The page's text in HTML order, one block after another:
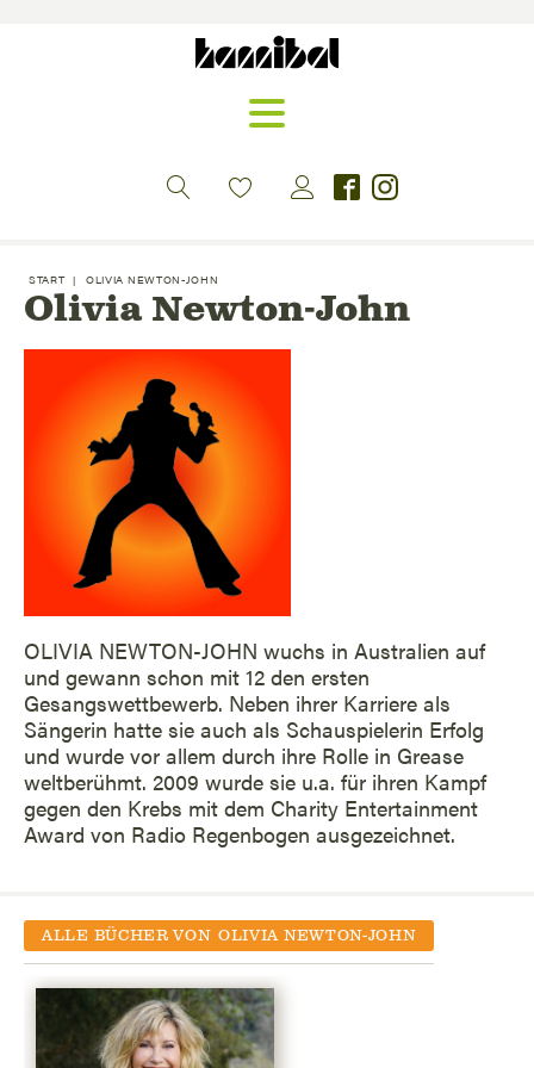
START | OLIVIA NEWTON-JOHN
Olivia Newton-John
OLIVIA NEWTON-JOHN wuchs in Australien auf
und gewann schon mit 12 den ersten
Gesangswettbewerb. Neben ihrer Karriere als
Sängerin hatte sie auch als Schauspielerin Erfolg
und wurde vor allem durch ihre Rolle in Grease
weltberühmt. 2009 wurde sie u.a. für ihren Kampf
gegen den Krebs mit dem Charity Entertainment
Award von Radio Regenbogen ausgezeichnet.
ALLE BÜCHER VON OLIVIA NEWTON-JOHN